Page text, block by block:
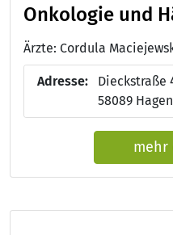
Onkologie und
Adresse:
Dieckstraße
58089 Hagen
mehr